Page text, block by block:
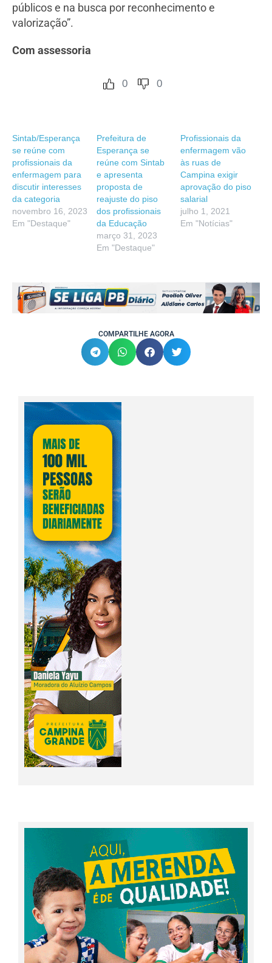
públicos e na busca por reconhecimento e
valorização”.
Com assessoria
0 0
Sintab/Esperança
se reúne com
profissionais da
enfermagem para
discutir interesses
da categoria
novembro 16, 2023
Em "Destaque"
Prefeitura de
Esperança se
reúne com Sintab
e apresenta
proposta de
reajuste do piso
dos profissionais
da Educação
março 31, 2023
Em "Destaque"
Profissionais da
enfermagem vão
às ruas de
Campina exigir
aprovação do piso
salarial
julho 1, 2021
Em "Notícias"
COMPARTILHE AGORA